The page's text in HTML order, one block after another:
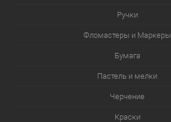
Ручки
Фломастеры и Маркеры
Бумага
Пастель и мелки
Черчение
Краски